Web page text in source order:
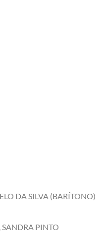
DA SILVA (BARÍTONO)
PINTO